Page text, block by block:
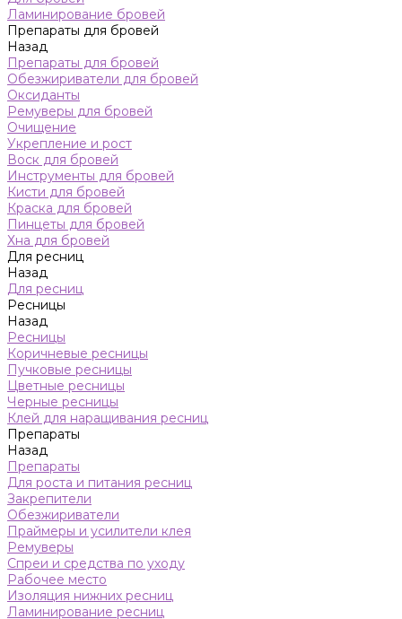
Ламинирование бровей
Препараты для бровей
Назад
Препараты для бровей
Обезжириватели для бровей
Оксиданты
Ремуверы для бровей
Очищение
Укрепление и рост
Воск для бровей
Инструменты для бровей
Кисти для бровей
Краска для бровей
Пинцеты для бровей
Хна для бровей
Для ресниц
Назад
Для ресниц
Ресницы
Назад
Ресницы
Коричневые ресницы
Пучковые ресницы
Цветные ресницы
Черные ресницы
Клей для наращивания ресниц
Препараты
Назад
Препараты
Для роста и питания ресниц
Закрепители
Обезжириватели
Праймеры и усилители клея
Ремуверы
Спреи и средства по уходу
Рабочее место
Изоляция нижних ресниц
Ламинирование ресниц